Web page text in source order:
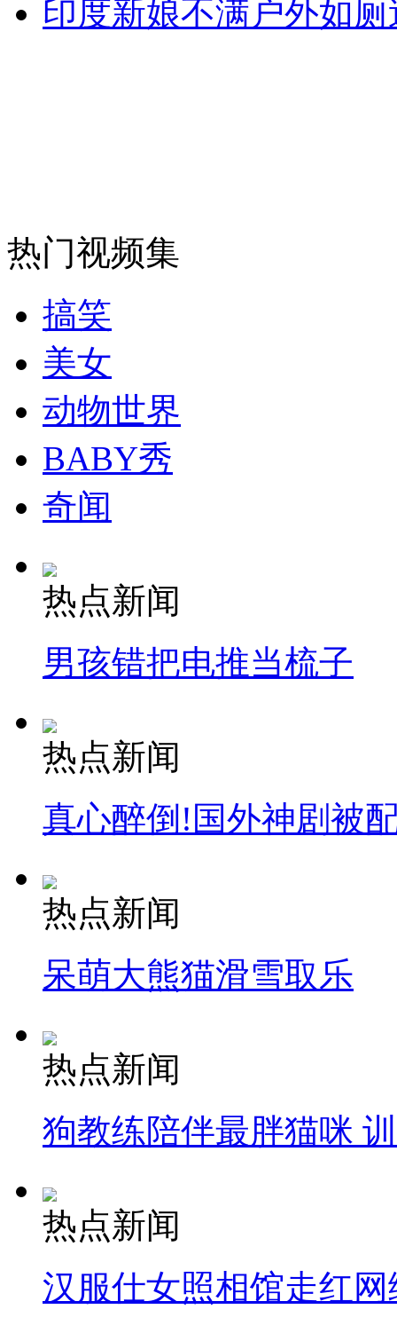
外交部：反对强权政治霸凌主义
走！跟着总书记去植树
消防员救轻生者
司机酒驾遇交警 急速倒车逃窜
印度新娘不满户外如
热门视频集
搞笑
美女
动物世界
BABY秀
奇闻
热点新闻
男孩错把电推当梳子
热点新闻
真心醉倒!国外神剧被
热点新闻
呆萌大熊猫滑雪取乐
热点新闻
狗教练陪伴最胖猫咪
热点新闻
汉服仕女照相馆走红网